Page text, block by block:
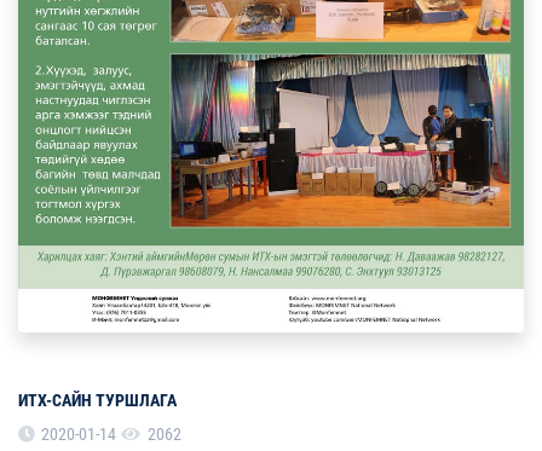
ИТХ-САЙН ТУРШЛАГА
2020-01-14
2062